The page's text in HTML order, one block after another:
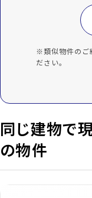
※類似物件のご
ださい。
同じ建物で
の物件